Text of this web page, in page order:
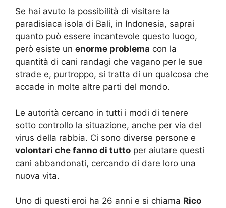
Se hai avuto la possibilità di visitare la
paradisiaca isola di Bali, in Indonesia, saprai
quanto può essere incantevole questo luogo,
però esiste un enorme problema con la
quantità di cani randagi che vagano per le sue
strade e, purtroppo, si tratta di un qualcosa che
accade in molte altre parti del mondo.
Le autorità cercano in tutti i modi di tenere
sotto controllo la situazione, anche per via del
virus della rabbia. Ci sono diverse persone e
volontari che fanno di tutto per aiutare questi
cani abbandonati, cercando di dare loro una
nuova vita.
Uno di questi eroi ha 26 anni e si chiama Rico